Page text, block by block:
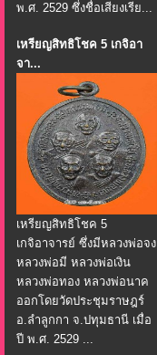
พ.ศ. 2529 ซึ่งชื่อเสียงเรีย...
เหรียญสิทธิโชค 5 เกจิอา
จา...
เหรียญสิทธิโชค 5
เกจิอาจารย์ ซึ่งมีหลวงพ่อจง
หลวงพ่อมี หลวงพ่อเงิน
หลวงพ่อทอง หลวงพ่อนาค
ออกโดยวัดประชุมราษฎร์
อ.ลำลูกกา จ.ปทุมธานี เมื่อ
ปี พ.ศ. 2529 ...